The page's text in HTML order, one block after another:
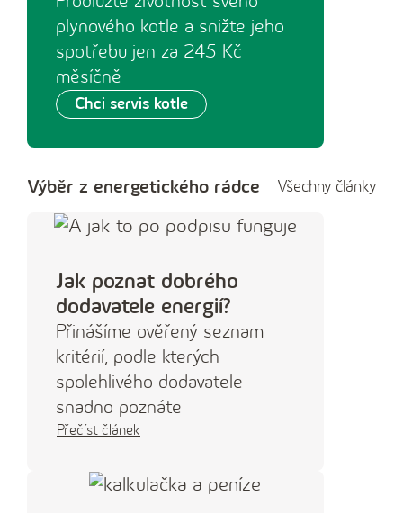
plynového kotle a snižte jeho
spotřebu jen za 245 Kč
měsíčně
Chci servis kotle
Výběr z energetického rádce Všechny články
Jak poznat dobrého
dodavatele energií?
Přinášíme ověřený seznam
kritérií, podle kterých
spolehlivého dodavatele
snadno poznáte
Přečíst článek